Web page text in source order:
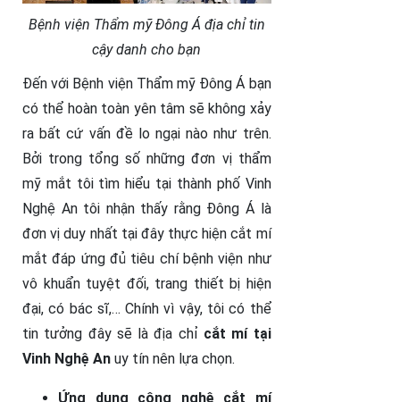
Bệnh viện Thẩm mỹ Đông Á địa chỉ tin
cậy danh cho bạn
Đến với Bệnh viện Thẩm mỹ Đông Á bạn
có thể hoàn toàn yên tâm sẽ không xảy
ra bất cứ vấn đề lo ngại nào như trên.
Bởi trong tổng số những đơn vị thẩm
mỹ mắt tôi tìm hiểu tại thành phố Vinh
Nghệ An tôi nhận thấy rằng Đông Á là
đơn vị duy nhất tại đây thực hiện cắt mí
mắt đáp ứng đủ tiêu chí bệnh viện như
vô khuẩn tuyệt đối, trang thiết bị hiện
đại, có bác sĩ,… Chính vì vậy, tôi có thể
tin tưởng đây sẽ là địa chỉ cắt mí tại
Vinh Nghệ An uy tín nên lựa chọn.
Ứng dụng công nghệ cắt mí